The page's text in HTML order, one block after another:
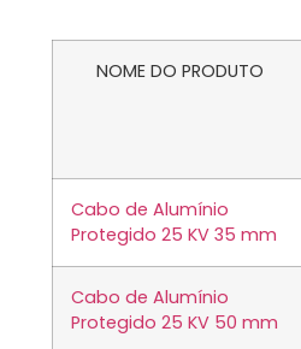
NOME DO PRODUTO
Cabo de Alumínio
Protegido 25 KV 35 mm
Cabo de Alumínio
Protegido 25 KV 50 mm